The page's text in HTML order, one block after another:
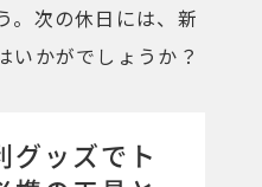
。次の休日には、新
いかがでしょうか？
グッズでト